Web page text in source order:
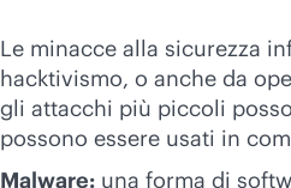
Le minacce alla sicurezza
hacktivismo, o anche da
gli attacchi più piccoli
possono essere usati in
Malware: una forma di